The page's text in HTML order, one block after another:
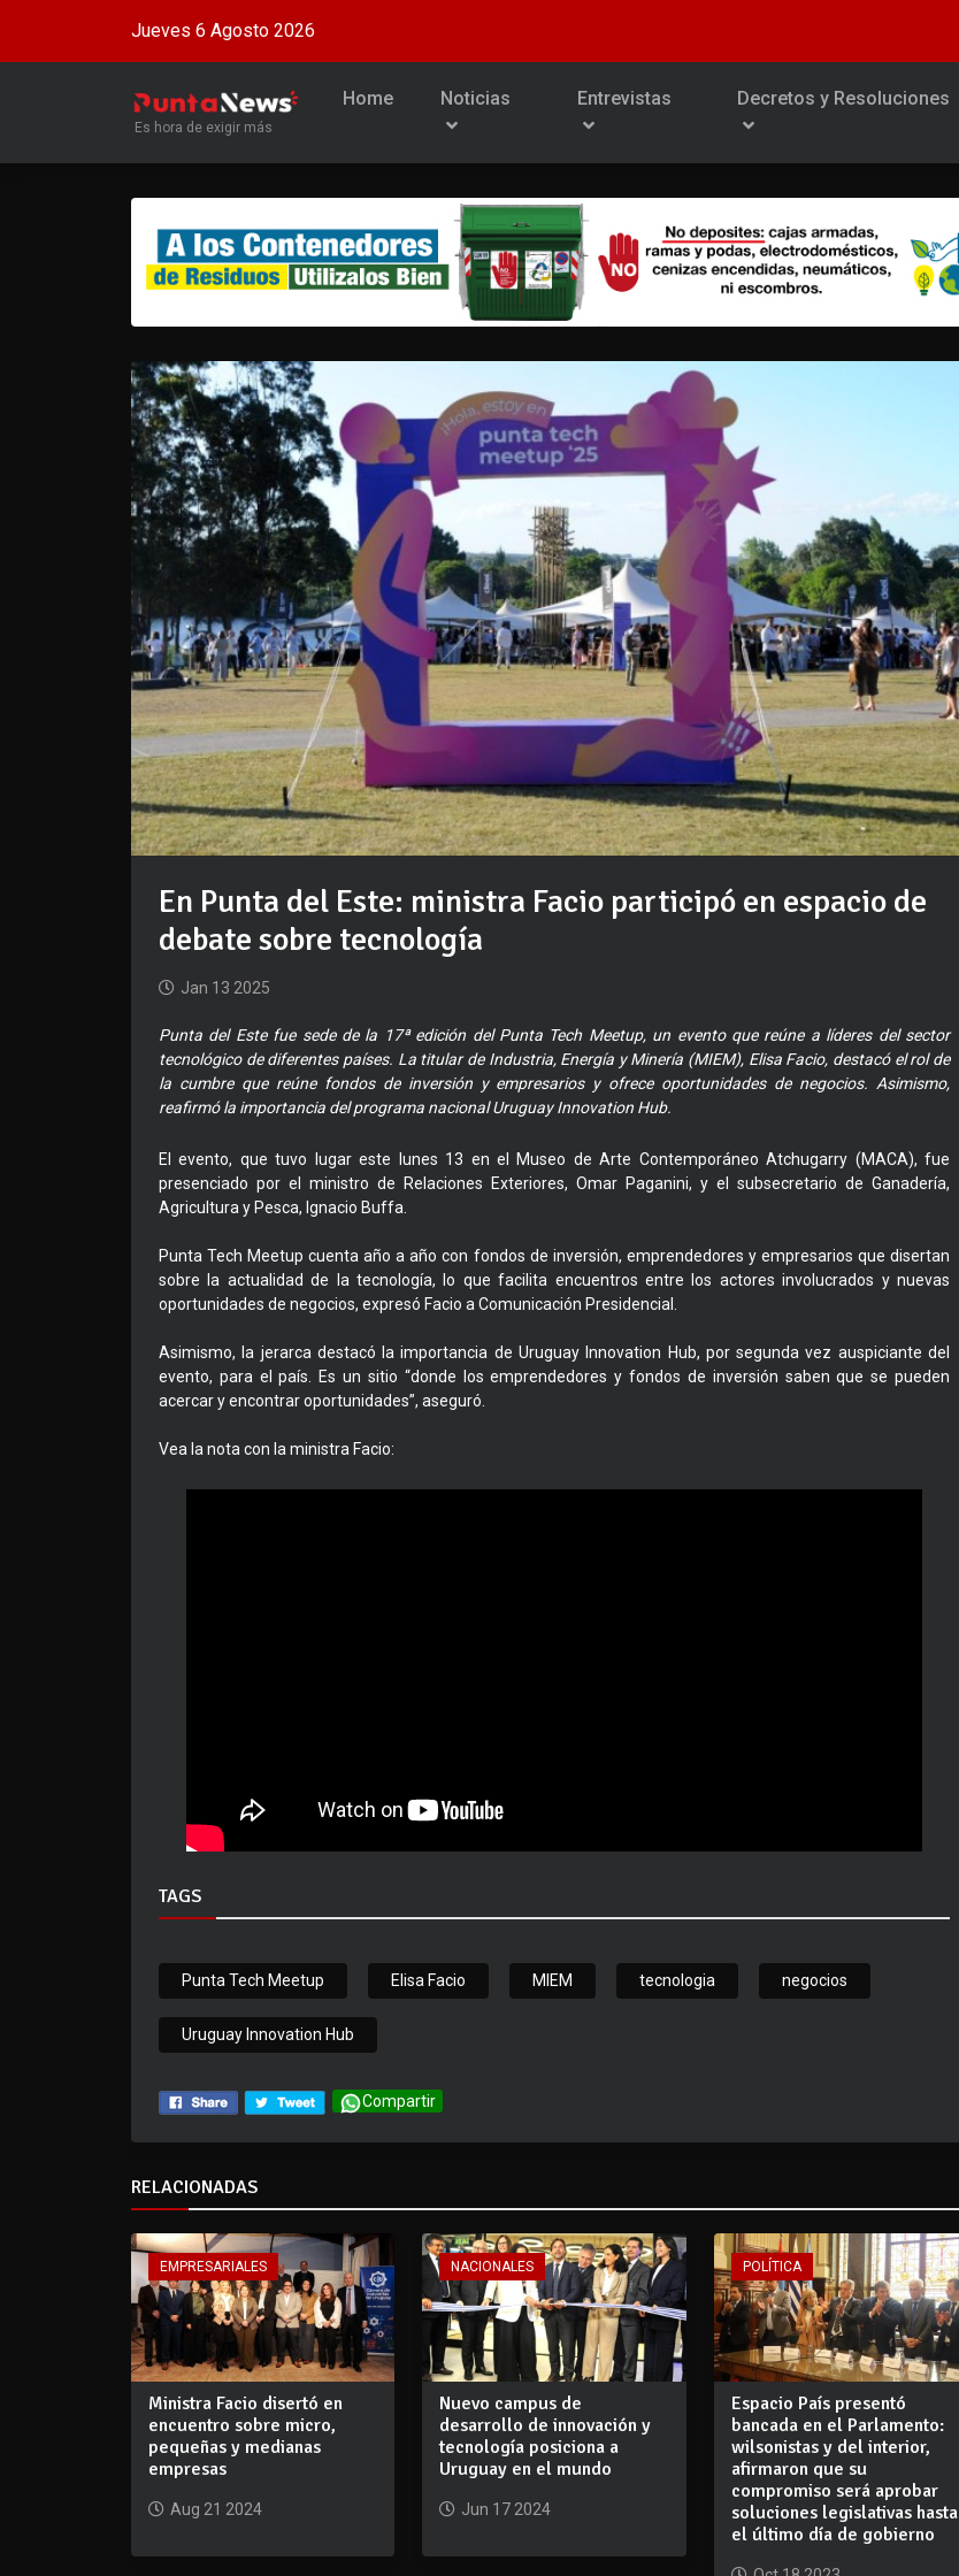
Jueves 6 Agosto 2026
Es hora de exigir más
Home Noticias Entrevistas Decretos y Resoluciones
En Punta del Este: ministra Facio participó en espacio de
debate sobre tecnología
Jan 13 2025
Punta del Este fue sede de la 17ª edición del Punta Tech Meetup, un evento que reúne a líderes del sector
tecnológico de diferentes países. La titular de Industria, Energía y Minería (MIEM), Elisa Facio, destacó el rol de
la cumbre que reúne fondos de inversión y empresarios y ofrece oportunidades de negocios. Asimismo,
reafirmó la importancia del programa nacional Uruguay Innovation Hub.
El evento, que tuvo lugar este lunes 13 en el Museo de Arte Contemporáneo Atchugarry (MACA), fue
presenciado por el ministro de Relaciones Exteriores, Omar Paganini, y el subsecretario de Ganadería,
Agricultura y Pesca, Ignacio Buffa.
Punta Tech Meetup cuenta año a año con fondos de inversión, emprendedores y empresarios que disertan
sobre la actualidad de la tecnología, lo que facilita encuentros entre los actores involucrados y nuevas
oportunidades de negocios, expresó Facio a Comunicación Presidencial.
Asimismo, la jerarca destacó la importancia de Uruguay Innovation Hub, por segunda vez auspiciante del
evento, para el país. Es un sitio “donde los emprendedores y fondos de inversión saben que se pueden
acercar y encontrar oportunidades”, aseguró.
Vea la nota con la ministra Facio:
TAGS
Punta Tech Meetup Elisa Facio MIEM tecnologia negocios
Uruguay Innovation Hub
Compartir
RELACIONADAS
EMPRESARIALES
Ministra Facio disertó en
encuentro sobre micro,
pequeñas y medianas
empresas
Aug 21 2024
NACIONALES
Nuevo campus de
desarrollo de innovación y
tecnología posiciona a
Uruguay en el mundo
Jun 17 2024
POLÍTICA
Espacio País presentó
bancada en el Parlamento:
wilsonistas y del interior,
afirmaron que su
compromiso será aprobar
soluciones legislativas hasta
el último día de gobierno